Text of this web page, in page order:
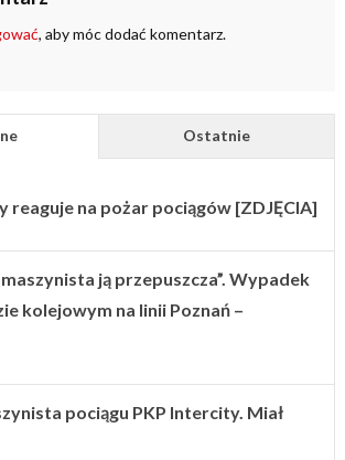
, aby móc dodać komentarz.
Ostatnie
reaguje na pożar pociągów [ZDJĘCIA]
maszynista ją przepuszcza”. Wypadek
kolejowym na linii Poznań –
pociągu PKP Intercity. Miał